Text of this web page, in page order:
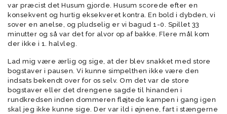
var præcist det Husum gjorde. Husum scorede efter en
konsekvent og hurtig eksekveret kontra. En bold i dybden, vi
sover en anelse, og pludselig er vi bagud 1-0. Spillet 33
minutter og så var det for alvor op af bakke. Flere mål kom
der ikke i 1. halvleg.
Lad mig være ærlig og sige, at der blev snakket med store
bogstaver i pausen. Vi kunne simpelthen ikke være den
indsats bekendt over for os selv. Om det var de store
bogstaver eller det drengene sagde til hinanden i
rundkredsen inden dommeren fløjtede kampen i gang igen
skal jeg ikke kunne sige. Der var ild i øjnene, fart i stængerne